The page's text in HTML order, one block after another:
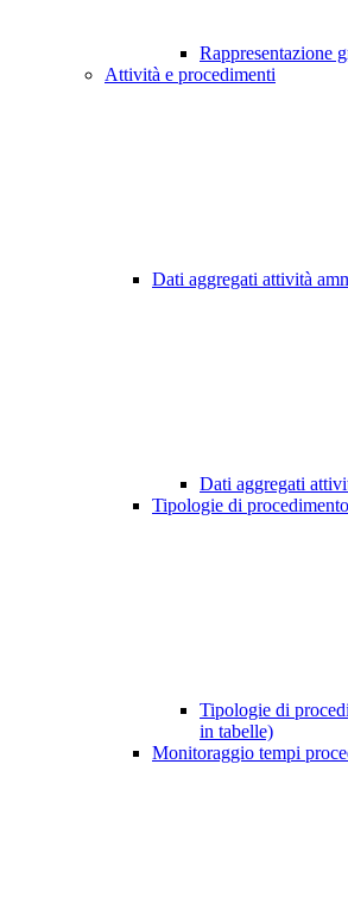
Rappresentazione
Attività e procedimenti
Dati aggregati attività
Dati aggregati
Tipologie di procedimento
Tipologie di
in tabelle)
Monitoraggio tempi